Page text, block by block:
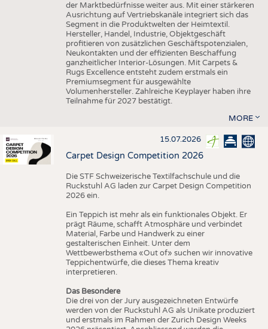
der Marktbedürfnisse weiter aus. Mit einer stärkeren
Ausrichtung auf Vertriebskanäle integriert sich das
Segment in die Produktwelten der Heimtextil.
Hersteller, Handel, Industrie, Objektgeschäft
profitieren von zusätzlichen Geschäftspotenzialen,
Neukontakten und der effizienten Beschaffung
ganzheitlicher Interior-Lösungen. Mit Carpets &
Rugs Excellence entsteht zudem erstmals ein
Premiumsegment für ausgewählte
Volumenhersteller. Zahlreiche Keyplayer haben ihre
Teilnahme für 2027 bestätigt.
MORE
15.07.2026
Carpet Design Competition 2026
Die STF Schweizerische Textilfachschule und die
Ruckstuhl AG laden zur Carpet Design Competition
2026 ein.
Ein Teppich ist mehr als ein funktionales Objekt. Er
prägt Räume, schafft Atmosphäre und verbindet
Material, Farbe und Handwerk zu einer
gestalterischen Einheit. Unter dem
Wettbewerbsthema «Out of» suchen wir innovative
Teppichentwürfe, die dieses Thema kreativ
interpretieren.
Das Besondere
Die drei von der Jury ausgezeichneten Entwürfe
werden von der Ruckstuhl AG als Unikate produziert
und erstmals im Rahmen der Zurich Design Weeks